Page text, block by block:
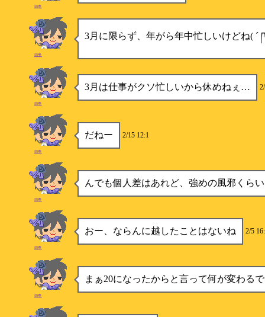
四季
3月に限らず、年がら年中忙しいけどね( ´
四季
3月は仕事がクソ忙しいから休めねぇ…
四季
だねー 2/15 12:1
四季
んでも個人差はあれど、強めの風邪くら
四季
おー、ならんに越したことはないね 2/5
四季
まぁ20になったからと言って何が変わる
四季